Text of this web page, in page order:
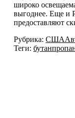
широко
выгоднее. Еще и
предоставляют
Рубрика: США
Теги: бутан